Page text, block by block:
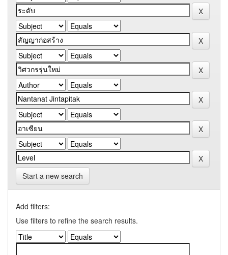
Start a new search
Add filters:
Use filters to refine the search results.